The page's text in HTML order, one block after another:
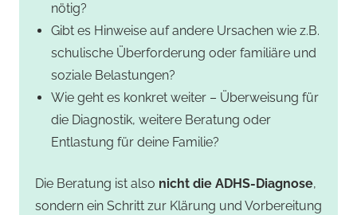
nötig?
Gibt es Hinweise auf andere Ursachen wie z.B.
schulische Überforderung oder familiäre und
soziale Belastungen?
Wie geht es konkret weiter – Überweisung für
die Diagnostik, weitere Beratung oder
Entlastung für deine Familie?
Die Beratung ist also nicht die ADHS-Diagnose,
sondern ein Schritt zur Klärung und Vorbereitung